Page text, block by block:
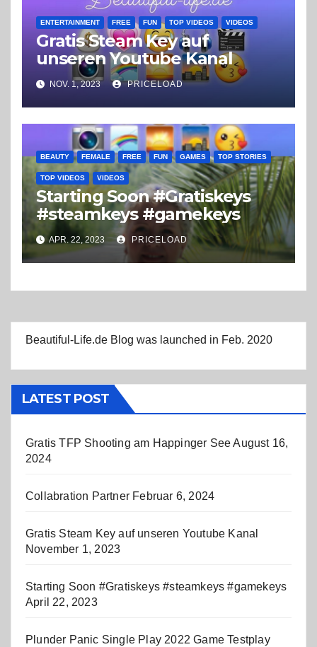
ENTERTAINMENT FREE FUN TOP VIDEOS VIDEOS
Gratis Steam Key auf
unseren Youtube Kanal
NOV. 1, 2023 PRICELOAD
BEAUTY FEMALE FREE FUN GAMES TOP STORIES
TOP VIDEOS VIDEOS
Starting Soon #Gratiskeys
#steamkeys #gamekeys
APR. 22, 2023 PRICELOAD
Beautiful-Life.de Blog was launched in Feb. 2020
LATEST POST
Gratis TFP Shooting am Happinger See August 16,
2024
Collabration Partner Februar 6, 2024
Gratis Steam Key auf unseren Youtube Kanal
November 1, 2023
Starting Soon #Gratiskeys #steamkeys #gamekeys
April 22, 2023
Plunder Panic Single Play 2022 Game Testplay